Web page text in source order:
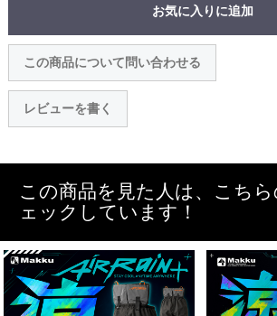
お気に入りに追加
この商品について問い合わせる
レビューを書く
この商品を見た人は、こち
ェックしています！